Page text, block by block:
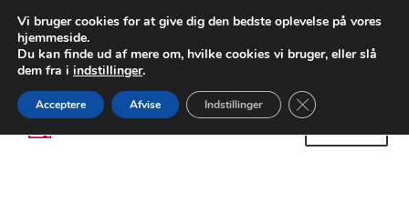
LEVERING fra 55 kr.
FEDEX verdensomspændende forsendelse
80 82 72 02
Spring
til
Spring
til
Vi bruger cookies for at give dig den bedste oplevelse på vores
hjemmeside.
Du kan finde ud af mere om, hvilke cookies vi bruger, eller slå
dem fra i indstillinger.
Acceptere Afvise Indstillinger Close GDPR